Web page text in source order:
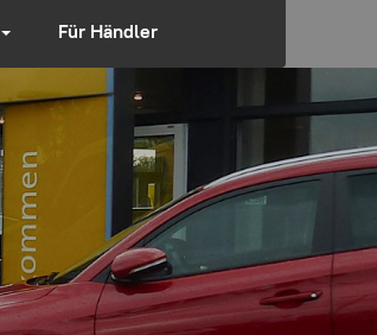
Für Händler